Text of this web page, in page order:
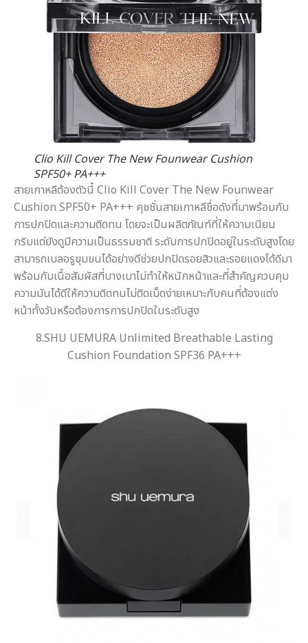
Clio Kill Cover The New Founwear Cushion
SPF50+ PA+++
สายเกาหลีต้องตัวนี้ Clio Kill Cover The New Founwear
Cushion SPF50+ PA+++ คุชชั่นสายเกาหลีชื่อดังที่มาพร้อมกับ
การปกปิดและความติดทน โดยจะเป็นผลิตภัณฑ์ที่ให้ความเนียน
กริบแต่ยังดูมีความเป็นธรรมชาติ ระดับการปกปิดอยู่ในระดับสูงโดย
สามารถเบลอรูขุมขนได้อย่างดีช่วยปกปิดรอยสิวและรอยแดงได้ดีมา
พร้อมกับเนื้อสัมผัสที่บางเบาไม่ทำให้หนักหน้าและที่สำคัญควบคุม
ความมันได้ดีให้ความติดทนไม่ติดเม็ดง่ายเหมาะกับคนที่ต้องแต่ง
หน้าทั้งวันหรือต้องการการปกปิดในระดับสูง
8.SHU UEMURA Unlimited Breathable Lasting
Cushion Foundation SPF36 PA+++